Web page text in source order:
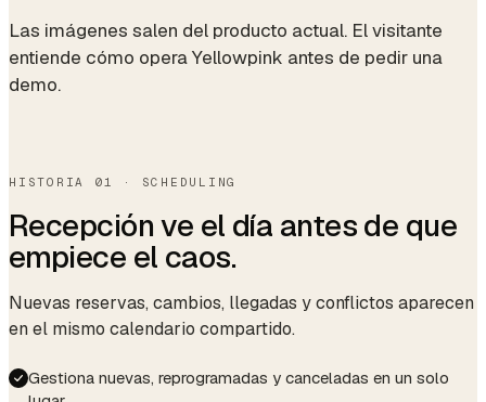
Las imágenes salen del producto actual. El visitante
entiende cómo opera Yellowpink antes de pedir una
demo.
HISTORIA 01 · SCHEDULING
Recepción ve el día antes de que
empiece el caos.
Nuevas reservas, cambios, llegadas y conflictos aparecen
en el mismo calendario compartido.
Gestiona nuevas, reprogramadas y canceladas en un solo